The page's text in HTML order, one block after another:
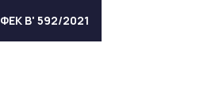
ΦΕΚ Β' 592/2021